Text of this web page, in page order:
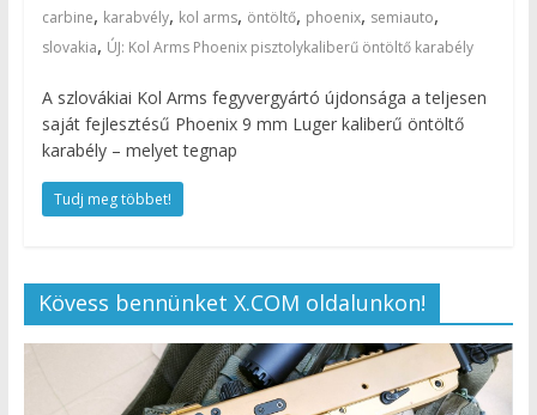
carbine, karabvély, kol arms, öntöltő, phoenix, semiauto,
slovakia, ÚJ: Kol Arms Phoenix pisztolykaliberű öntöltő karabély
A szlovákiai Kol Arms fegyvergyártó újdonsága a teljesen
saját fejlesztésű Phoenix 9 mm Luger kaliberű öntöltő
karabély – melyet tegnap
Tudj meg többet!
Kövess bennünket X.COM oldalunkon!